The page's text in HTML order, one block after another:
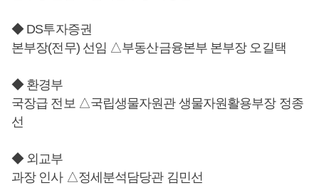
◆ DS투자증권
본부장(전무) 선임 △부동산금융본부 본부장 오길택
◆ 환경부
국장급 전보 △국립생물자원관 생물자원활용부장 정종
선
◆ 외교부
과장 인사 △정세분석담당관 김민선